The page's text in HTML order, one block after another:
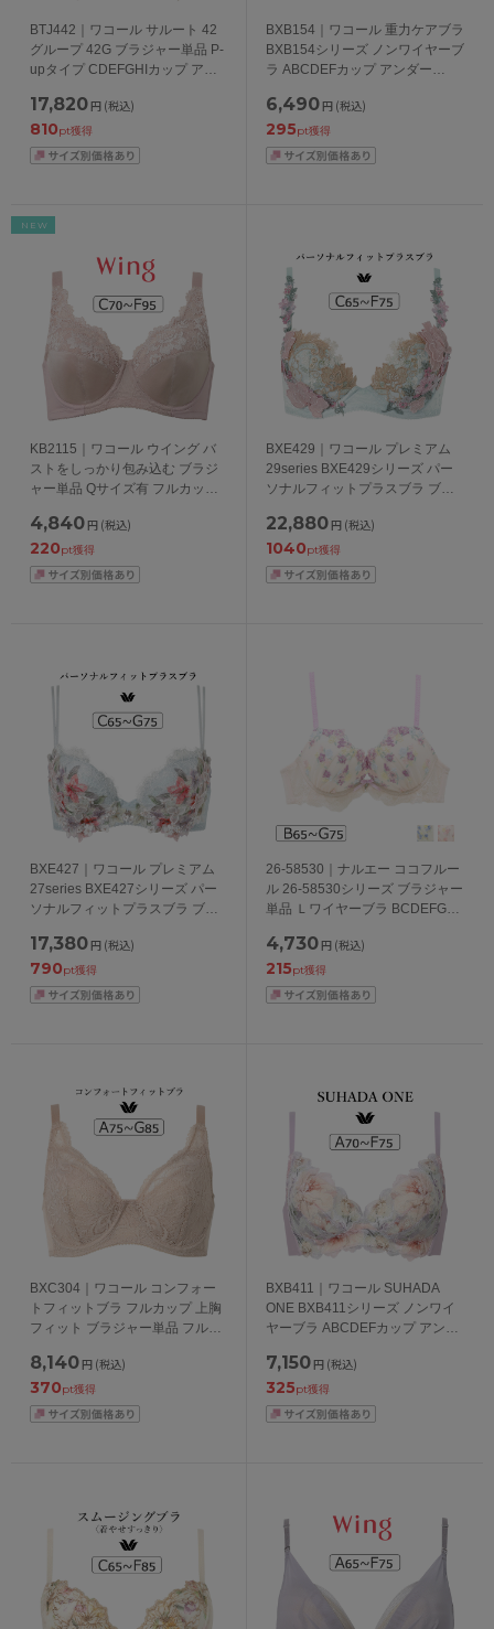
BTJ442｜ワコール サルート 42
グループ 42G ブラジャー単品 P-
upタイプ CDEFGHIカップ アン
17,820 円 (税込)
810pt獲得
BXB154｜ワコール 重力ケアブラ
BXB154シリーズ ノンワイヤーブ
ラ ABCDEFカップ アンダー
6,490 円 (税込)
295pt獲得
NEW
KB2115｜ワコール ウイング バ
ストをしっかり包み込む ブラジ
ャー単品 Qサイズ有 フルカップ
ー70/75/80/85/90/95cm
4,840 円 (税込)
220pt獲得
BXE429｜ワコール プレミアム
29series BXE429シリーズ パー
ソナルフィットプラスブラ ブラ
ー 65/70/75cm
22,880 円 (税込)
1040pt獲得
BXE427｜ワコール プレミアム
27series BXE427シリーズ パー
ソナルフィットプラスブラ ブラ
ー 65/70/75cm
17,380 円 (税込)
790pt獲得
26-58530｜ナルエー ココフルー
ル 26-58530シリーズ ブラジャー
単品 Ｌワイヤーブラ BCDEFGカ
4,730 円 (税込)
215pt獲得
BXC304｜ワコール コンフォー
トフィットブラ フルカップ 上胸
フィット ブラジャー単品 フルカ
プ アンダー70/75/80/85cm
8,140 円 (税込)
370pt獲得
BXB411｜ワコール SUHADA
ONE BXB411シリーズ ノンワイ
ヤーブラ ABCDEFカップ アンダ
7,150 円 (税込)
325pt獲得